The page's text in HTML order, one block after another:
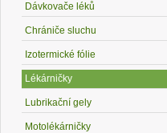
Dávkovače léků
Chrániče sluchu
Izotermické fólie
Lékárničky
Lubrikační gely
Motolékárničky